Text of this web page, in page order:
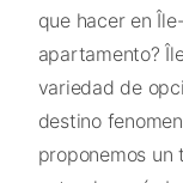
que hacer en
apartamento?
variedad de
destino
proponemos un